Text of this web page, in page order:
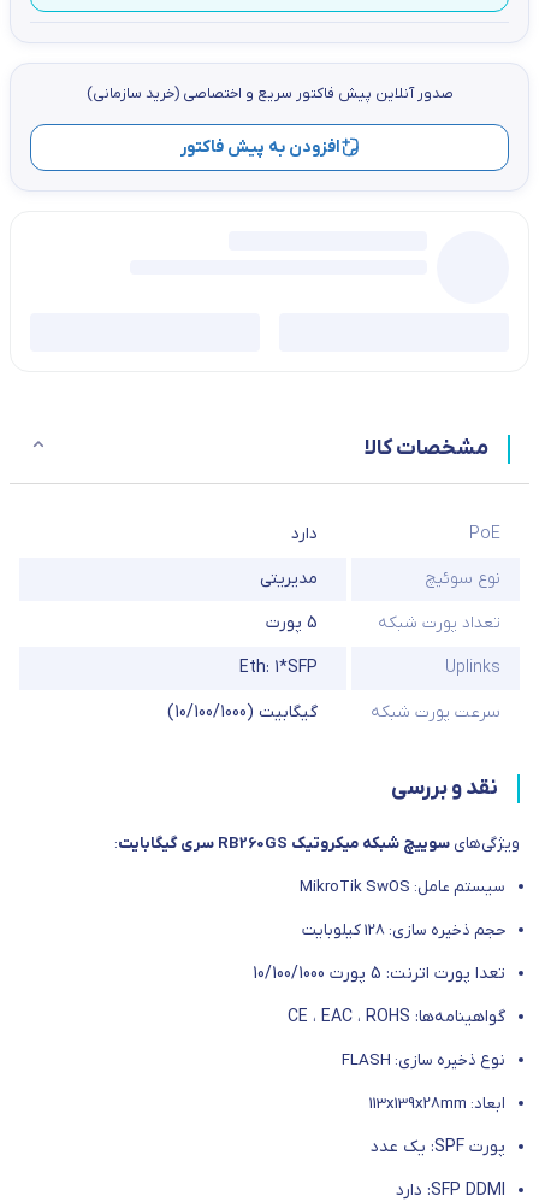
صدور آنلاین پيش فاكتور سریع و اختصاصي (خرید سازمانی)
افزودن به پیش فاکتور
مشخصات کالا
PoE
دارد
نوع سوئیچ
مدیریتی
تعداد پورت شبکه
5 پورت
Uplinks
Eth: 1*SFP
سرعت پورت شبکه
گیگابیت (10/100/1000)
نقد و بررسی
ویژگی‌های سوییچ شبکه میکروتیک RB260GS سری گیگابایت :
سیستم عامل: MikroTik SwOS
حجم ذخیره سازی: 128 کیلوبایت
تعدا پورت اترنت: 5 پورت 10/100/1000
گواهینامه‌ها: CE ، EAC ، ROHS
نوع ذخیره سازی: FLASH
ابعاد: 113x139x28mm
پورت SPF: یک عدد
SFP DDMI: دارد